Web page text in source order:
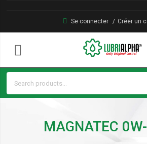
Se connecter Créer un
MAGNATEC